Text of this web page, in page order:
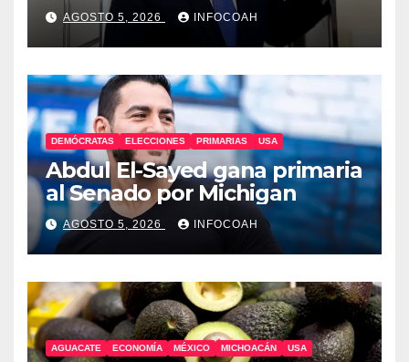
AGOSTO 5, 2026 INFOCOAH
DEMÓCRATAS ELECCIONES PRIMARIAS USA
Abdul El-Sayed gana primaria
al Senado por Michigan
AGOSTO 5, 2026 INFOCOAH
AGUACATE ECONOMÍA MÉXICO MICHOACÁN USA